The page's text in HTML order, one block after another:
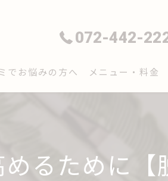
072-442-
でお悩みの方へ メニュー・料金
るために【